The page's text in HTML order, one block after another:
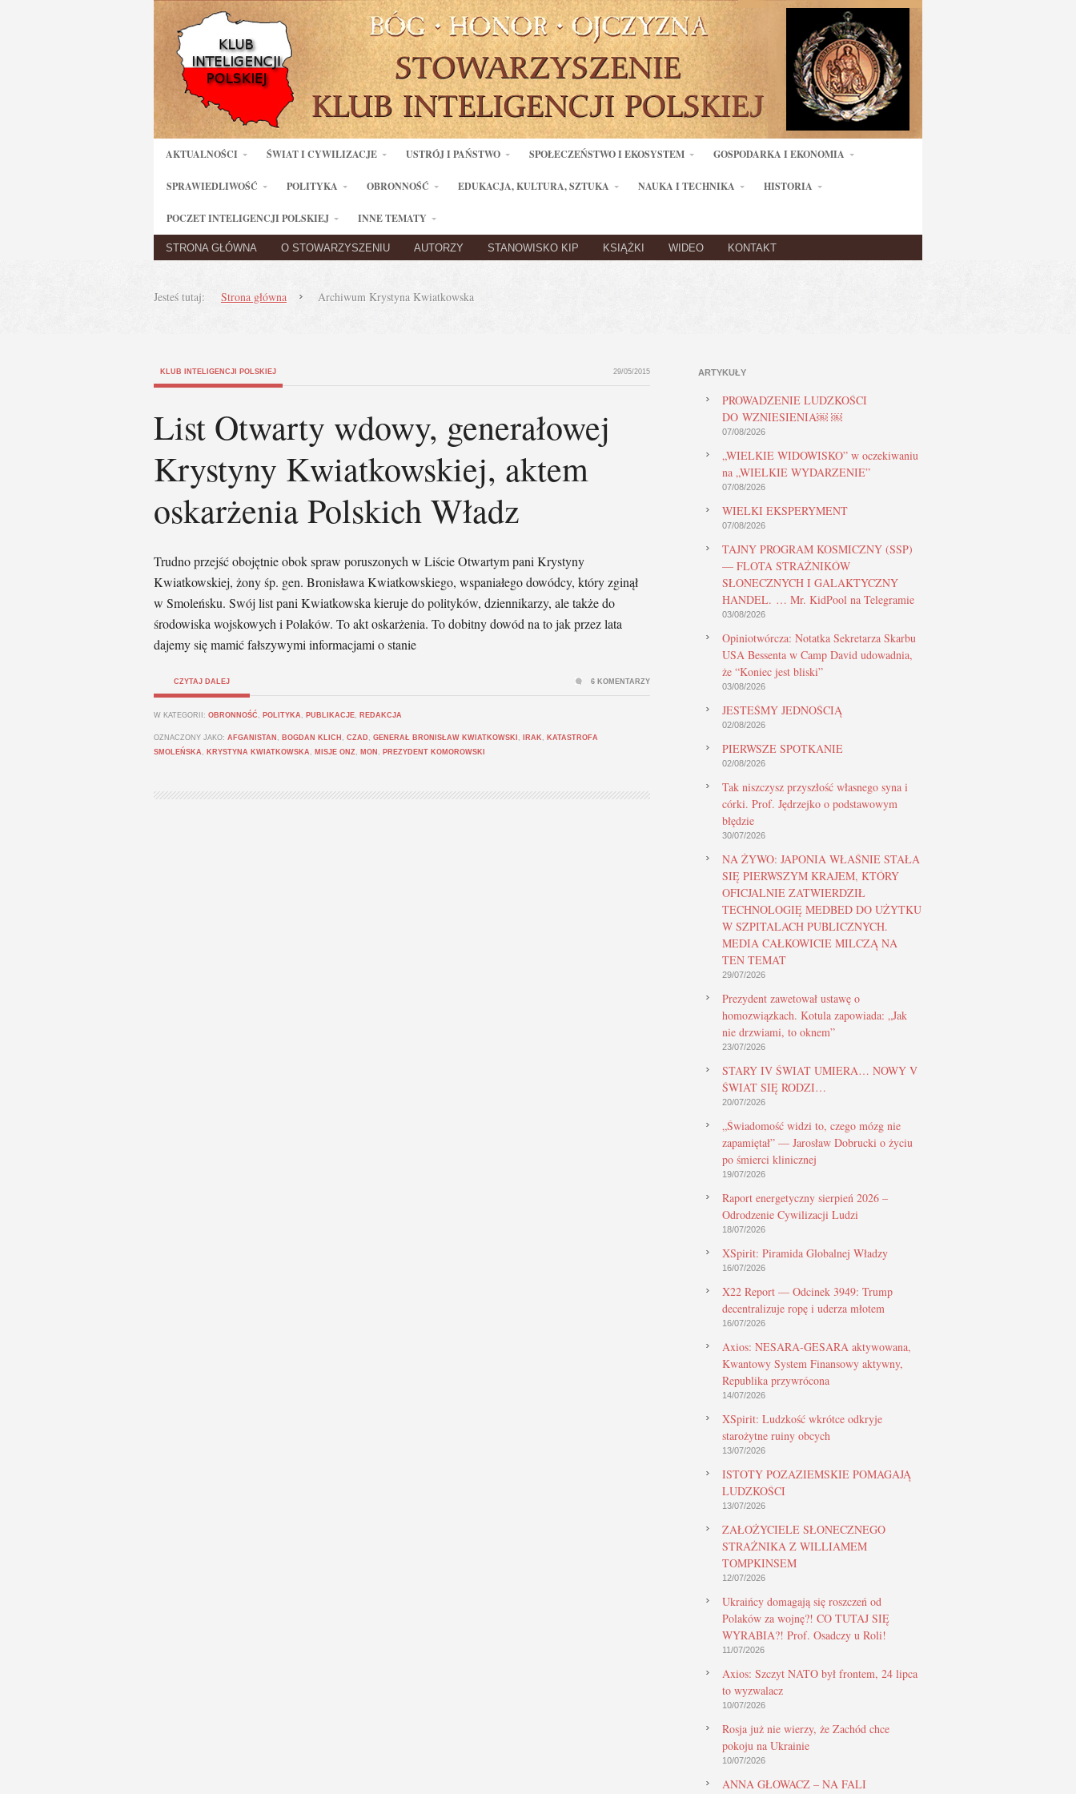
AKTUALNOŚCI ŚWIAT I CYWILIZACJE USTRÓJ I PAŃSTWO SPOŁECZEŃSTWO I EKOSYSTEM GOSPODARKA I EKONOMIA
SPRAWIEDLIWOŚĆ POLITYKA OBRONNOŚĆ EDUKACJA, KULTURA, SZTUKA NAUKA I TECHNIKA HISTORIA
POCZET INTELIGENCJI POLSKIEJ INNE TEMATY
STRONA GŁÓWNA O STOWARZYSZENIU AUTORZY STANOWISKO KIP KSIĄŻKI WIDEO KONTAKT
Jesteś tutaj: Strona główna Archiwum Krystyna Kwiatkowska
KLUB INTELIGENCJI POLSKIEJ 29/05/2015
List Otwarty wdowy, generałowej
Krystyny Kwiatkowskiej, aktem
oskarżenia Polskich Władz
Trudno przejść obojętnie obok spraw poruszonych w Liście Otwartym pani Krystyny
Kwiatkowskiej, żony śp. gen. Bronisława Kwiatkowskiego, wspaniałego dowódcy, który zginął
w Smoleńsku. Swój list pani Kwiatkowska kieruje do polityków, dziennikarzy, ale także do
środowiska wojskowych i Polaków. To akt oskarżenia. To dobitny dowód na to jak przez lata
dajemy się mamić fałszywymi informacjami o stanie
CZYTAJ DALEJ
W KATEGORII: OBRONNOŚĆ , POLITYKA , PUBLIKACJE, REDAKCJA
OZNACZONY JAKO: AFGANISTAN , BOGDAN KLICH , CZAD , GENERAŁ BRONISŁAW KWIATKOWSKI , IRAK , KATASTROFA
SMOLEŃSKA , KRYSTYNA KWIATKOWSKA , MISJE ONZ, MON , PREZYDENT KOMOROWSKI
6 KOMENTARZY
ARTYKUŁY
PROWADZENIE LUDZKOŚCI
DO WZNIESIENIA￼ ￼
07/08/2026
„WIELKIE WIDOWISKO” w oczekiwaniu
na „WIELKIE WYDARZENIE”
07/08/2026
WIELKI EKSPERYMENT
07/08/2026
TAJNY PROGRAM KOSMICZNY (SSP)
— FLOTA STRAŻNIKÓW
SŁONECZNYCH I GALAKTYCZNY
HANDEL. … Mr. KidPool na Telegramie
03/08/2026
Opiniotwórcza: Notatka Sekretarza Skarbu
USA Bessenta w Camp David udowadnia,
że “Koniec jest bliski”
03/08/2026
JESTEŚMY JEDNOŚCIĄ
02/08/2026
PIERWSZE SPOTKANIE
02/08/2026
Tak niszczysz przyszłość własnego syna i
córki. Prof. Jędrzejko o podstawowym
błędzie
30/07/2026
NA ŻYWO: JAPONIA WŁAŚNIE STAŁA
SIĘ PIERWSZYM KRAJEM, KTÓRY
OFICJALNIE ZATWIERDZIŁ
TECHNOLOGIĘ MEDBED DO UŻYTKU
W SZPITALACH PUBLICZNYCH.
MEDIA CAŁKOWICIE MILCZĄ NA
TEN TEMAT
29/07/2026
Prezydent zawetował ustawę o
homozwiązkach. Kotula zapowiada: „Jak
nie drzwiami, to oknem”
23/07/2026
STARY IV ŚWIAT UMIERA… NOWY V
ŚWIAT SIĘ RODZI…
20/07/2026
„Świadomość widzi to, czego mózg nie
zapamiętał” — Jarosław Dobrucki o życiu
po śmierci klinicznej
19/07/2026
Raport energetyczny sierpień 2026 –
Odrodzenie Cywilizacji Ludzi
18/07/2026
XSpirit: Piramida Globalnej Władzy
16/07/2026
X22 Report — Odcinek 3949: Trump
decentralizuje ropę i uderza młotem
16/07/2026
Axios: NESARA-GESARA aktywowana,
Kwantowy System Finansowy aktywny,
Republika przywrócona
14/07/2026
XSpirit: Ludzkość wkrótce odkryje
starożytne ruiny obcych
13/07/2026
ISTOTY POZAZIEMSKIE POMAGAJĄ
LUDZKOŚCI
13/07/2026
ZAŁOŻYCIELE SŁONECZNEGO
STRAŻNIKA Z WILLIAMEM
TOMPKINSEM
12/07/2026
Ukraińcy domagają się roszczeń od
Polaków za wojnę?! CO TUTAJ SIĘ
WYRABIA?! Prof. Osadczy u Roli!
11/07/2026
Axios: Szczyt NATO był frontem, 24 lipca
to wyzwalacz
10/07/2026
Rosja już nie wierzy, że Zachód chce
pokoju na Ukrainie
10/07/2026
ANNA GŁOWACZ – NA FALI